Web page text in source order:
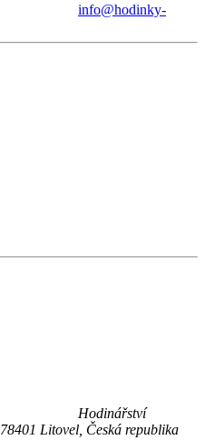
info@hodinky-
Hodinářství
78401 Litovel Česká republika